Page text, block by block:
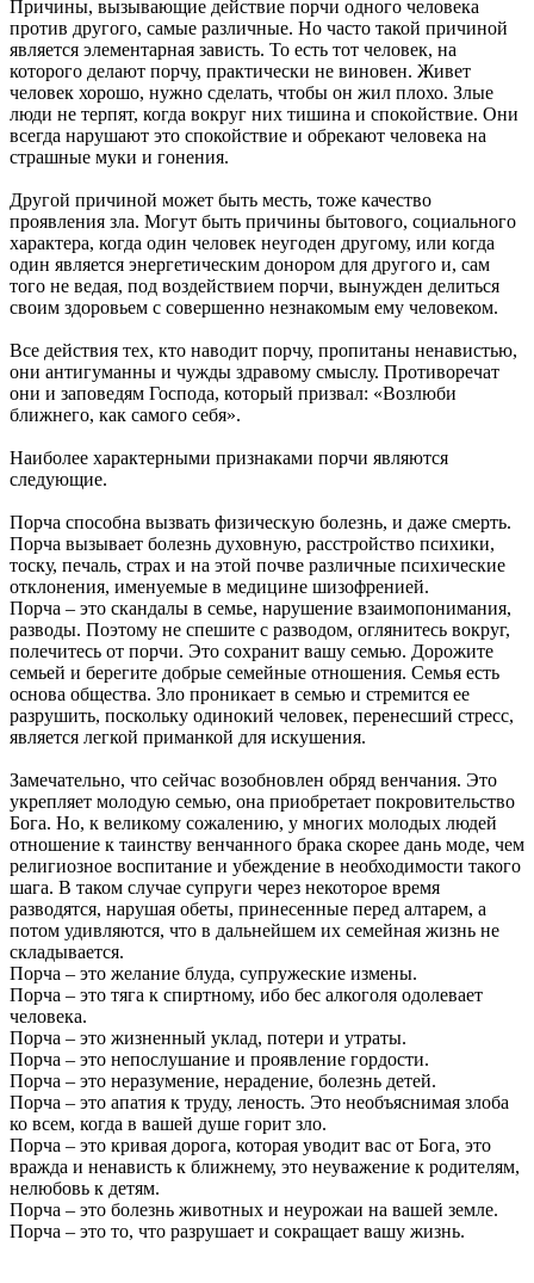
Причины, вызывающие действие порчи одного человека
против другого, самые различные. Но часто такой причиной
является элементарная зависть. То есть тот человек, на
которого делают порчу, практически не виновен. Живет
человек хорошо, нужно сделать, чтобы он жил плохо. Злые
люди не терпят, когда вокруг них тишина и спокойствие. Они
всегда нарушают это спокойствие и обрекают человека на
страшные муки и гонения.
Другой причиной может быть месть, тоже качество
проявления зла. Могут быть причины бытового, социального
характера, когда один человек неугоден другому, или когда
один является энергетическим донором для другого и, сам
того не ведая, под воздействием порчи, вынужден делиться
своим здоровьем с совершенно незнакомым ему человеком.
Все действия тех, кто наводит порчу, пропитаны ненавистью,
они антигуманны и чужды здравому смыслу. Противоречат
они и заповедям Господа, который призвал: «Возлюби
ближнего, как самого себя».
Наиболее характерными признаками порчи являются
следующие.
Порча способна вызвать физическую болезнь, и даже смерть.
Порча вызывает болезнь духовную, расстройство психики,
тоску, печаль, страх и на этой почве различные психические
отклонения, именуемые в медицине шизофренией.
Порча – это скандалы в семье, нарушение взаимопонимания,
разводы. Поэтому не спешите с разводом, оглянитесь вокруг,
полечитесь от порчи. Это сохранит вашу семью. Дорожите
семьей и берегите добрые семейные отношения. Семья есть
основа общества. Зло проникает в семью и стремится ее
разрушить, поскольку одинокий человек, перенесший стресс,
является легкой приманкой для искушения.
Замечательно, что сейчас возобновлен обряд венчания. Это
укрепляет молодую семью, она приобретает покровительство
Бога. Но, к великому сожалению, у многих молодых людей
отношение к таинству венчанного брака скорее дань моде, чем
религиозное воспитание и убеждение в необходимости такого
шага. В таком случае супруги через некоторое время
разводятся, нарушая обеты, принесенные перед алтарем, а
потом удивляются, что в дальнейшем их семейная жизнь не
складывается.
Порча – это желание блуда, супружеские измены.
Порча – это тяга к спиртному, ибо бес алкоголя одолевает
человека.
Порча – это жизненный уклад, потери и утраты.
Порча – это непослушание и проявление гордости.
Порча – это неразумение, нерадение, болезнь детей.
Порча – это апатия к труду, леность. Это необъяснимая злоба
ко всем, когда в вашей душе горит зло.
Порча – это кривая дорога, которая уводит вас от Бога, это
вражда и ненависть к ближнему, это неуважение к родителям,
нелюбовь к детям.
Порча – это болезнь животных и неурожаи на вашей земле.
Порча – это то, что разрушает и сокращает вашу жизнь.